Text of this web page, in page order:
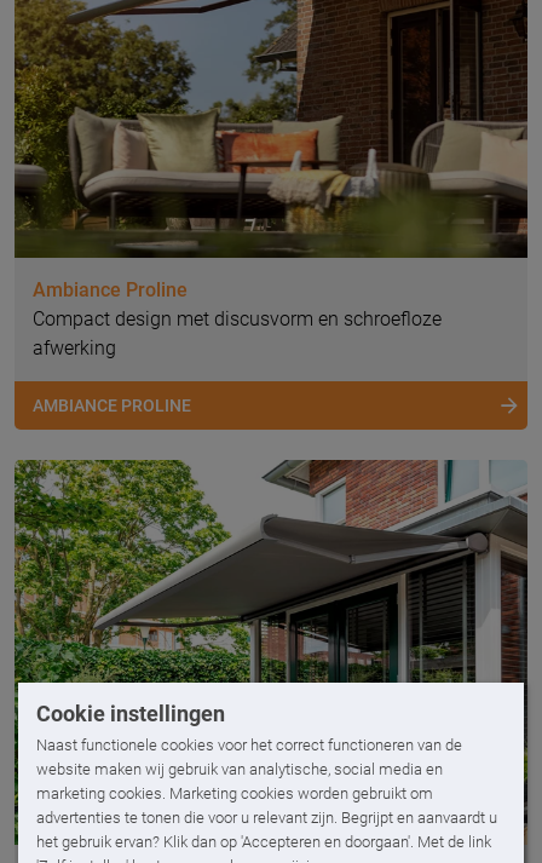
Cookie instellingen
Naast functionele cookies voor het correct functioneren van de
website maken wij gebruik van analytische, social media en
marketing cookies. Marketing cookies worden gebruikt om
advertenties te tonen die voor u relevant zijn. Begrijpt en aanvaardt u
het gebruik ervan? Klik dan op 'Accepteren en doorgaan'. Met de link
Ambiance Proline
Compact design met discusvorm en schroefloze
afwerking
AMBIANCE PROLINE